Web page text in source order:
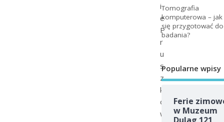
i
e
P
r
u
s
z
k
o
w
Tomografia
komputerowa – jak
się przygotować do
badania?
Popularne wpisy
Ferie
w Muzeum